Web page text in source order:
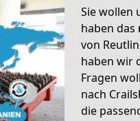
Sie wollen
haben das
von
haben wir
Fragen
nach
die